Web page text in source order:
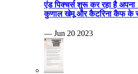
एंड पिक्चर्स शुरू कर रहा है
कुणाल खेमू और कैटरिना कैफ के
— Jun 20 2023